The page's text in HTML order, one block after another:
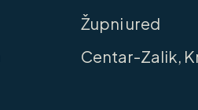
Župni ured
Centar-Zalik,